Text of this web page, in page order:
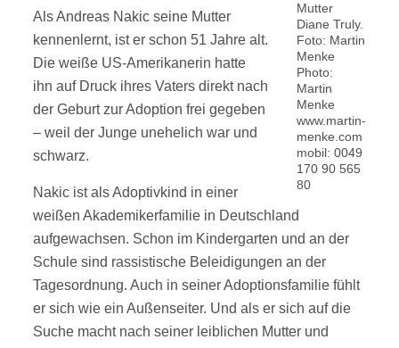
Mutter
Diane Truly.
Foto: Martin
Menke
Photo:
Martin
Menke
www.martin-
menke.com
mobil: 0049
170 90 565
80
Als Andreas Nakic seine Mutter
kennenlernt, ist er schon 51 Jahre alt.
Die weiße US-Amerikanerin hatte
ihn auf Druck ihres Vaters direkt nach
der Geburt zur Adoption frei gegeben
– weil der Junge unehelich war und
schwarz.
Nakic ist als Adoptivkind in einer
weißen Akademikerfamilie in Deutschland
aufgewachsen. Schon im Kindergarten und an der
Schule sind rassistische Beleidigungen an der
Tagesordnung. Auch in seiner Adoptionsfamilie fühlt
er sich wie ein Außenseiter. Und als er sich auf die
Suche macht nach seiner leiblichen Mutter und